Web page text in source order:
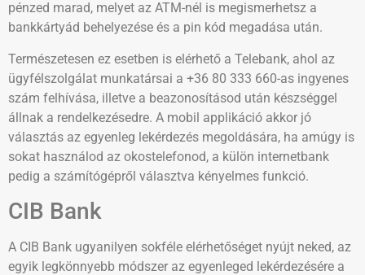
pénzed marad, melyet az ATM-nél is megismerhetsz a
bankkártyád behelyezése és a pin kód megadása után.
Természetesen ez esetben is elérhető a Telebank, ahol az
ügyfélszolgálat munkatársai a +36 80 333 660-as ingyenes
szám felhívása, illetve a beazonosításod után készséggel
állnak a rendelkezésedre. A mobil applikáció akkor jó
választás az egyenleg lekérdezés megoldására, ha amúgy is
sokat használod az okostelefonod, a külön internetbank
pedig a számítógépről választva kényelmes funkció.
CIB Bank
A CIB Bank ugyanilyen sokféle elérhetőséget nyújt neked, az
egyik legkönnyebb módszer az egyenleged lekérdezésére a